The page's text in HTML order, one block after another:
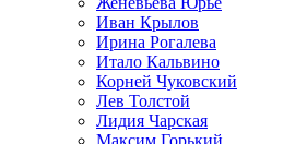
Иван Крылов
Ирина Рогалева
Итало Кальвино
Корней Чуковский
Лев Толстой
Лидия Чарская
Максим Горький